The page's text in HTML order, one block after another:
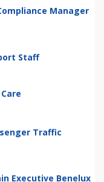
Manager
Staff
Traffic
Executive Benelux